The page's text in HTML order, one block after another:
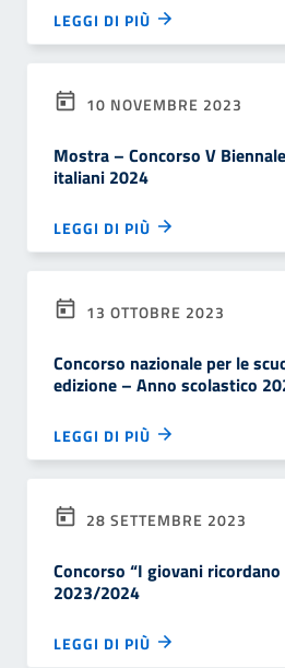
LEGGI DI PIÙ
10 NOVEMBRE 2023
Mostra – Concorso V
italiani 2024
LEGGI DI PIÙ
13 OTTOBRE 2023
Concorso nazionale per le
edizione – Anno scolastico
LEGGI DI PIÙ
28 SETTEMBRE 2023
Concorso “I giovani ricordano
2023/2024
LEGGI DI PIÙ